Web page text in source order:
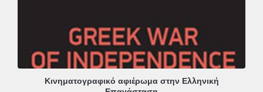
Κινηματογραφικό αφιέρωμα στην Ελληνική